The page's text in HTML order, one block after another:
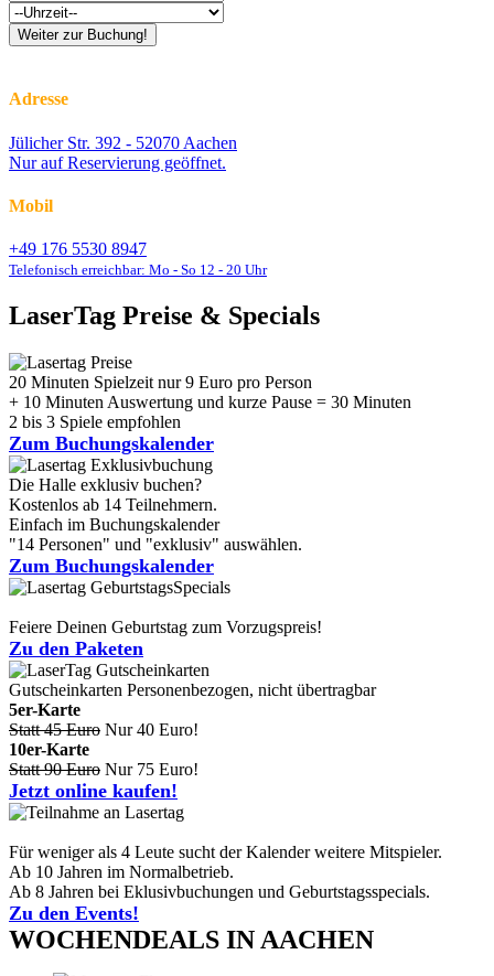
Adresse
Jülicher Str. 392 - 52070 Aachen
Nur auf Reservierung geöffnet.
Mobil
+49 176 5530 8947
Telefonisch erreichbar: Mo - So 12 - 20 Uhr
LaserTag Preise & Specials
20 Minuten Spielzeit nur 9 Euro pro Person
+ 10 Minuten Auswertung und kurze Pause = 30 Minuten
2 bis 3 Spiele empfohlen
Zum Buchungskalender
Die Halle exklusiv buchen?
Kostenlos ab 14 Teilnehmern.
Einfach im Buchungskalender
"14 Personen" und "exklusiv" auswählen.
Zum Buchungskalender
Feiere Deinen Geburtstag zum Vorzugspreis!
Zu den Paketen
Gutscheinkarten Personenbezogen, nicht übertragbar
5er-Karte
Statt 45 Euro Nur 40 Euro!
10er-Karte
Statt 90 Euro Nur 75 Euro!
Jetzt online kaufen!
Für weniger als 4 Leute sucht der Kalender weitere Mitspieler.
Ab 10 Jahren im Normalbetrieb.
Ab 8 Jahren bei Eklusivbuchungen und Geburtstagsspecials.
Zu den Events!
WOCHENDEALS IN AACHEN